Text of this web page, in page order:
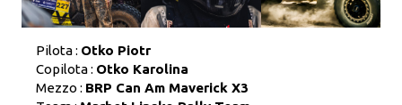
Pilota : Otko Piotr
Copilota : Otko Karolina
Mezzo : BRP Can Am Maverick X3